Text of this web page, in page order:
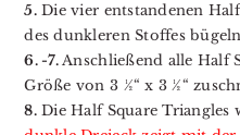
5.Die vier entstandenen
des dunkleren Stoffes
6. -7.Anschließend alle Half
Größe von 3 ½“ x 3 ½“
8.Die Half Square Triangles